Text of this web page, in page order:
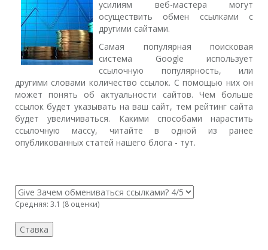
усилиям веб-мастера могут
осуществить обмен ссылками с
другими сайтами.
Самая популярная поисковая
система Google использует
ссылочную популярность, или
другими словами количество ссылок. С помощью них он
может понять об актуальности сайтов. Чем больше
ссылок будет указывать на ваш сайт, тем рейтинг сайта
будет увеличиваться. Какими способами нарастить
ссылочную массу, читайте в одной из ранее
опубликованных статей нашего блога - тут.
Средняя: 3.1 (8 оценки)